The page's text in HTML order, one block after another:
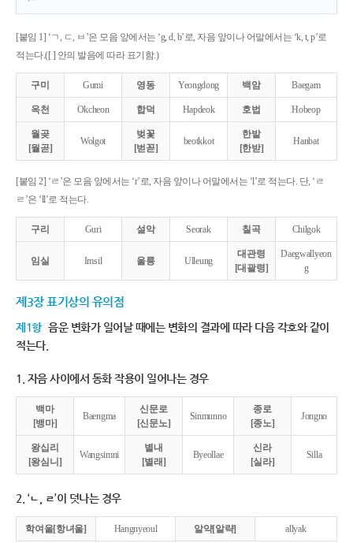
[붙임 1] ‘ㄱ, ㄷ, ㅂ’은 모음 앞에서는 ‘g, d, b’로, 자음 앞이나 어말에서는 ‘k, t, p’로
적는다.([ ] 안의 발음에 따라 표기함.)
구미 Gumi 영동 Yeongdong 백암 Baegam
옥천 Okcheon 합덕 Hapdeok 호법 Hobeop
월곶
[월곧]
Wolgot
벚꽃
[벋꼳]
beotkkot
한밭
[한받]
Hanbat
[붙임 2] ‘ㄹ’은 모음 앞에서는 ‘r’로, 자음 앞이나 어말에서는 ‘l’로 적는다. 단, ‘ㄹ
ㄹ’은 ‘ll’로 적는다.
구리 Guri 설악 Seorak 칠곡 Chilgok
임실 Imsil 울릉 Ulleung
대관령
[대괄령]
Daegwallyeon
g
제3장 표기상의 유의점
제1항 음운 변화가 일어날 때에는 변화의 결과에 따라 다음 각호와 같이
적는다.
1. 자음 사이에서 동화 작용이 일어나는 경우
백마
[뱅마]
Baengma
신문로
[신문노]
Sinmunno
종로
[종노]
Jongno
왕십리
[왕심니]
Wangsimni
별내
[별래]
Byeollae
신라
[실라]
Silla
2. ‘ㄴ, ㄹ’이 덧나는 경우
학여울[항녀울] Hangnyeoul 알약[알략] allyak